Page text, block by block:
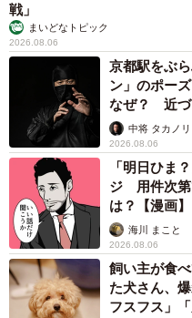
と付き合ったことがありま
『ビバ！楽しすぎるぜ！ア
るので、気になる方は読ん
ーお話にでてきた企業に
っしゃいましたが、入社さ
入社しましたよー！漫画
調になったのですぐ辞めま
イプなもので。
ーこれから就活に挑む学生
ありましたら、お願いいた
戦」
まいどなトピック
2026.08.06
京都駅をぶ
ン」のポー
なぜ？ 近
未熟」中将 タカノリ
2026.08.06
「明日ひま
ジ 用件次第
は？【漫画】
海川 まこと
2026.08.06
飼い主が食
た犬さん、
フスフス」